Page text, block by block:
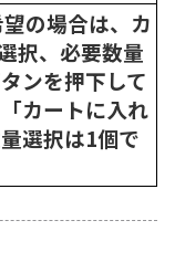
の場合は、カ
択、必要数量
ンを押下して
カートに入れ
選択は1個で